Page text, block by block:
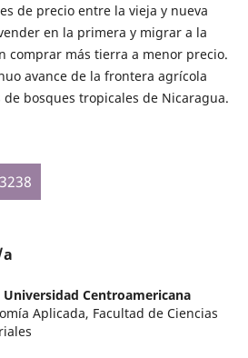
de precio entre la vieja y nueva
en la primera y migrar a la
comprar más tierra a menor precio.
avance de la frontera agrícola
bosques tropicales de Nicaragua.
Universidad Centroamericana
Aplicada, Facultad de Ciencias